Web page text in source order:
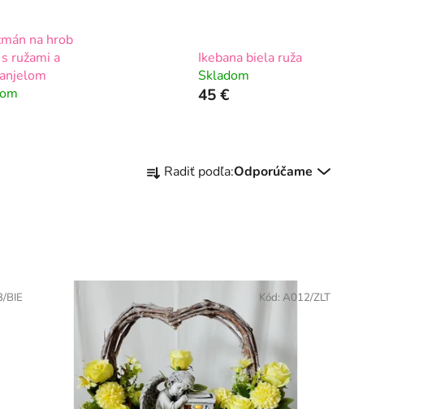
na hrob
ružami a
Ikebana biela ruža
Skladom
45 €
a
e
p
d
u
Radiť podľa:Odporúčame
BIE Kód: A012/ZLT